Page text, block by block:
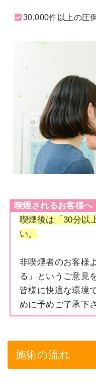
30,000件以上の圧
喫煙されるお客様へ
喫煙後は「30分以
い。
非喫煙者のお客様
る」というご意見
皆様に快適な環境
めに予めご了承下
施術の流れ